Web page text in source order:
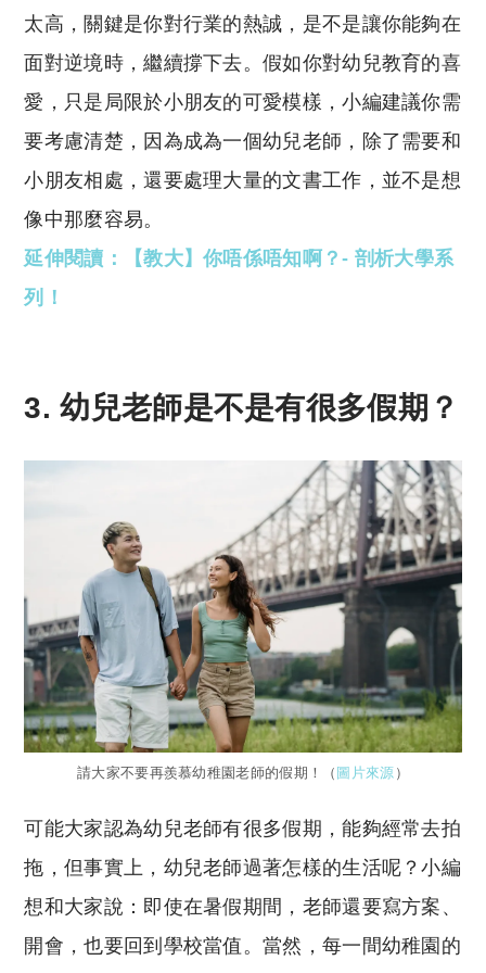
太高，關鍵是你對行業的熱誠，是不是讓你能夠在
面對逆境時，繼續撐下去。假如你對幼兒教育的喜
愛，只是局限於小朋友的可愛模樣，小編建議你需
要考慮清楚，因為成為一個幼兒老師，除了需要和
小朋友相處，還要處理大量的文書工作，並不是想
像中那麼容易。
延伸閱讀：【教大】你唔係唔知啊？- 剖析大學系
列！
3. 幼兒老師是不是有很多假期？
請大家不要再羨慕幼稚園老師的假期！（ 圖片來源 ）
可能大家認為幼兒老師有很多假期，能夠經常去拍
拖，但事實上，幼兒老師過著怎樣的生活呢？小編
想和大家說：即使在暑假期間，老師還要寫方案、
開會，也要回到學校當值。當然，每一間幼稚園的